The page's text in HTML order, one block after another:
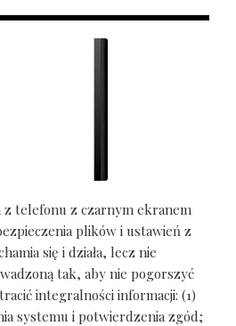
z telefonu z czarnym ekranem
plików i ustawień z
się i działa, lecz nie
tak, aby nie pogorszyć
integralności informacji: (1)
systemu i potwierdzenia zgód;